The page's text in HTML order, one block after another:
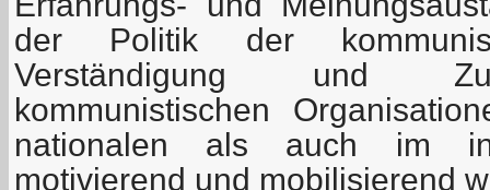
der Politik der
Verständigung und
kommunistischen
nationalen als auch im
motivierend und mobilisierend